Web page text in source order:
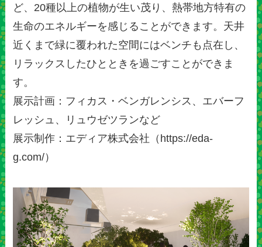
ど、20種以上の植物が生い茂り、熱帯地方特有の
生命のエネルギーを感じることができます。天井
近くまで緑に覆われた空間にはベンチも点在し、
リラックスしたひとときを過ごすことができま
す。
展示計画：フィカス・ベンガレンシス、エバーフ
レッシュ、リュウゼツランなど
展示制作：エディア株式会社（https://eda-
g.com/）